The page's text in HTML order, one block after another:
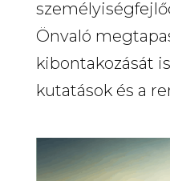
Önvaló
kibontakozását
kutatások és a